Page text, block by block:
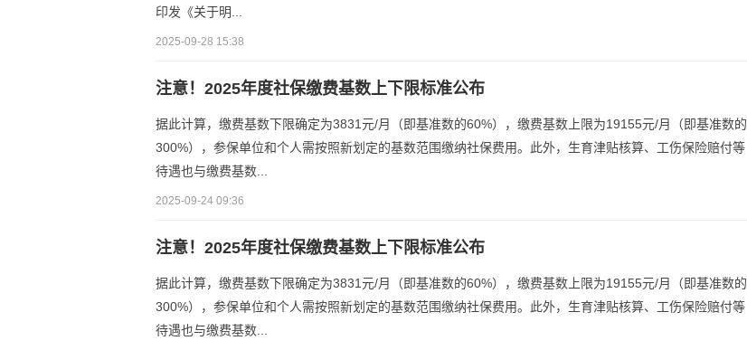
印发《关于明...
2025-09-28 15:38
注意！2025年度社保缴费基数上下限标准公布
据此计算，缴费基数下限确定为3831元/月（即基准数的60%），缴费基数上限为19155元/月（即基准数的
300%），参保单位和个人需按照新划定的基数范围缴纳社保费用。此外，生育津贴核算、工伤保险赔付等
待遇也与缴费基数...
2025-09-24 09:36
注意！2025年度社保缴费基数上下限标准公布
据此计算，缴费基数下限确定为3831元/月（即基准数的60%），缴费基数上限为19155元/月（即基准数的
300%），参保单位和个人需按照新划定的基数范围缴纳社保费用。此外，生育津贴核算、工伤保险赔付等
待遇也与缴费基数...